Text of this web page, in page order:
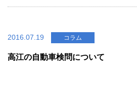
2016.07.19 コラム
高江の自動車検問について